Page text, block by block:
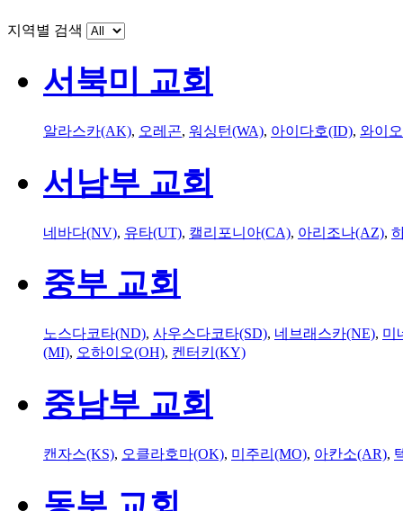
지역별 검색
서북미 교회
알라스카(AK), 오레곤, 워싱턴(WA), 아이다호(ID), 와이
서남부 교회
네바다(NV), 유타(UT), 캘리포니아(CA), 아리조나(AZ),
중부 교회
노스다코타(ND), 사우스다코타(SD), 네브래스카(NE), 미
(MI), 오하이오(OH), 켄터키(KY)
중남부 교회
캔자스(KS), 오클라호마(OK), 미주리(MO), 아칸소(AR),